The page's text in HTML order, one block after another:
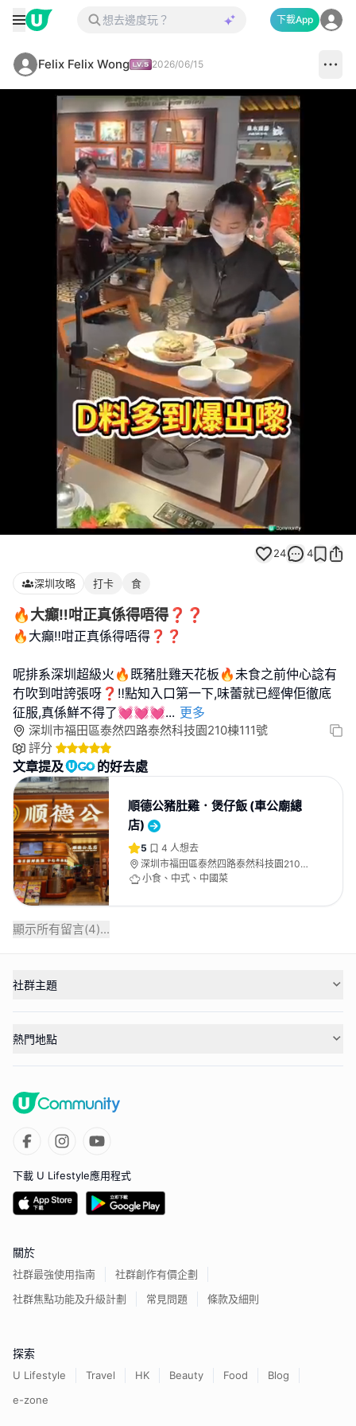
下載App
Felix Felix Wong 2026/06/15
Loaded:
100.00%
24 4
深圳攻略 打卡 食
🔥大癲‼️咁正真係得唔得❓❓
🔥大癲‼️咁正真係得唔得❓❓
呢排系深圳超級火🔥既豬肚雞天花板🔥未食之前仲心諗有
冇吹到咁誇張呀❓‼️點知入口第一下,味蕾就已經俾佢徹底
征服,真係鮮不得了💓💓💓... 更多
深圳市福田區泰然四路泰然科技園210棟111號
評分
文章提及 的好去處
順德公豬肚雞．煲仔飯 (車公廟總
店)
5 4 人想去
深圳市福田區泰然四路泰然科技園210
棟111號
小食、中式、中國菜
顯示所有留言(4)...
社群主題
熱門地點
下載 U Lifestyle應用程式
關於
社群最強使用指南
社群創作有價企劃
社群焦點功能及升級計劃
常見問題 條款及細則
探索
U Lifestyle Travel HK Beauty Food
Blog
e-zone